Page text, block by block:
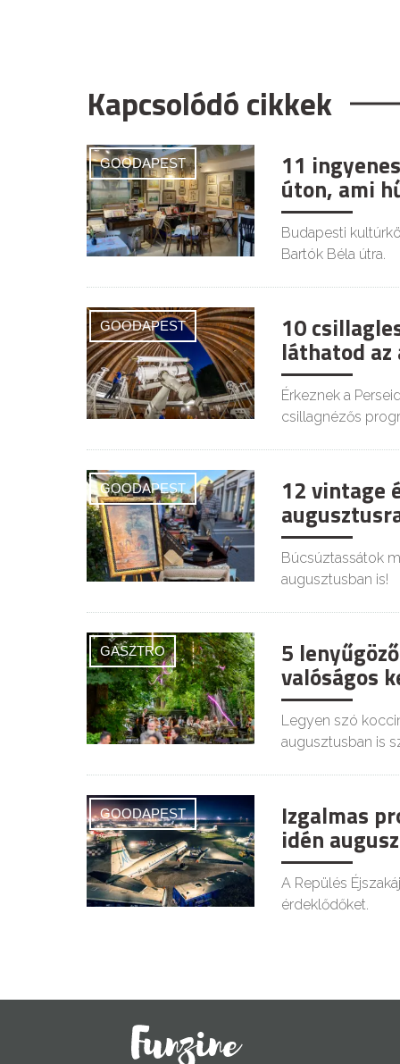
Kapcsolódó cikkek
GOODAPEST 11
úton, ami
Budapesti
Bartók Béla útra.
GOODAPEST 10
láthatod
Érkeznek a
csillagnézős
GOODAPEST 12 vintage
Búcsúztassátok
augusztusban is!
GASZTRO 5
valóságos
Legyen szó
augusztusban is
GOODAPEST Izgalmas
idén
A Repülés
érdeklődőket.